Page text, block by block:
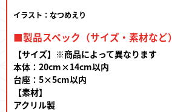
イラスト：なつめえり
■製品スペック（サイズ・素材など）
【サイズ】※商品によって異なります
本体：20cm×14cm以内
台座：5×5cm以内
【素材】
アクリル製